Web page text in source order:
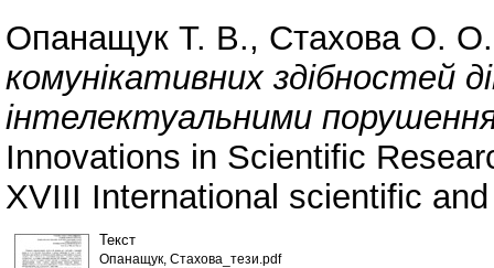
Опанащук Т. В., Стахова О. О.
комунікативних здібностей
інтелектуальними
Innovations in Scientific
ХVІІІ Іnternational scientific
Текст
Опанащук, Стахова_тези.pdf